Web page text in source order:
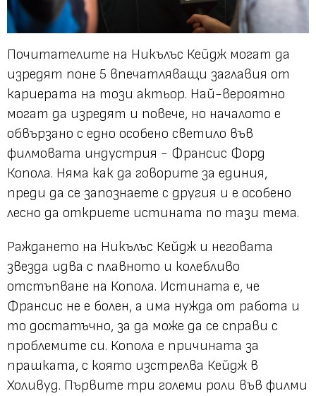
Почитателите на Никълъс Кейдж могат да
изредят поне 5 впечатляващи заглавия от
кариерата на този актьор. Най-вероятно
могат да изредят и повече, но началото е
обвързано с едно особено светило във
филмовата индустрия - Франсис Форд
Копола. Няма как да говорите за единия,
преди да се запознаете с другия и е особено
лесно да откриете истината по тази тема.
Раждането на Никълъс Кейдж и неговата
звезда идва с плавното и колебливо
отстъпване на Копола. Истината е, че
Франсис не е болен, а има нужда от работа и
то достатъчно, за да може да се справи с
проблемите си. Копола е причината за
прашката, с която изстрелва Кейдж в
Холивуд. Първите три големи роли във филми